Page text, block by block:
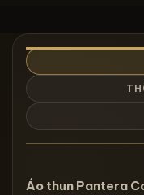
Áo thun Pantera